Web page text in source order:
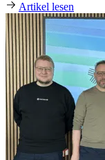
Artikel lesen